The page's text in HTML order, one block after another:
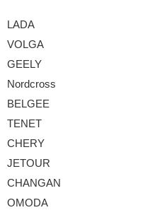
LADA
VOLGA
GEELY
Nordcross
BELGEE
TENET
CHERY
JETOUR
CHANGAN
OMODA